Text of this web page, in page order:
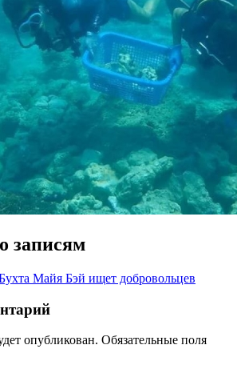
записям
Майя Бэй ищет добровольцев
опубликован. Обязательные поля